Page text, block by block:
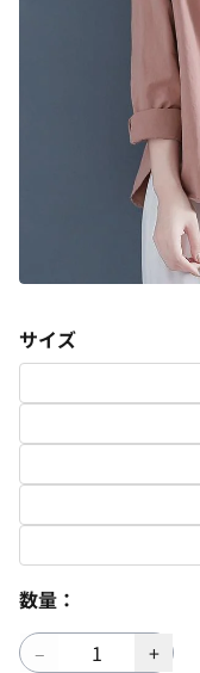
サイズ
数量：